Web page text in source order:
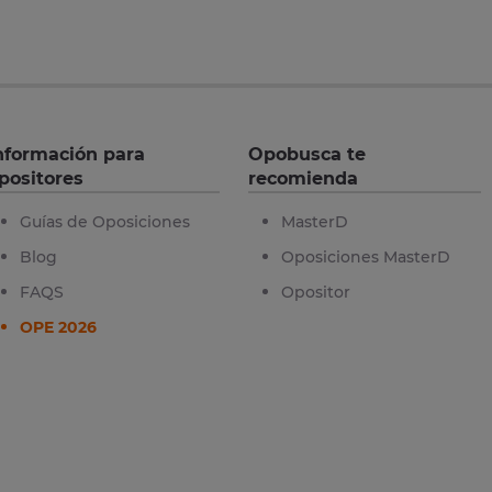
para
Guías de Oposiciones
Blog
FAQS
OPE 2026
Opobusca te
recomienda
MasterD
Oposiciones MasterD
Opositor